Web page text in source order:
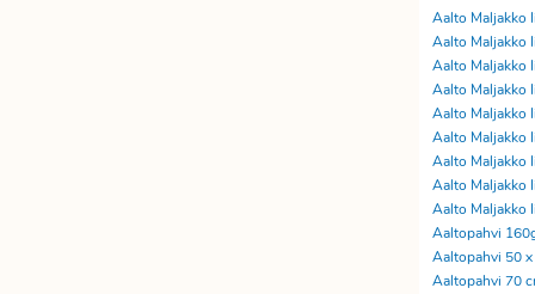
Aalto Maljakko
Aalto Maljakko
Aalto Maljakko
Aalto Maljakko
Aalto Maljakko
Aalto Maljakko
Aalto Maljakko
Aalto Maljakko
Aalto Maljakko
Aaltopahvi
Aaltopahvi 50
Aaltopahvi 70